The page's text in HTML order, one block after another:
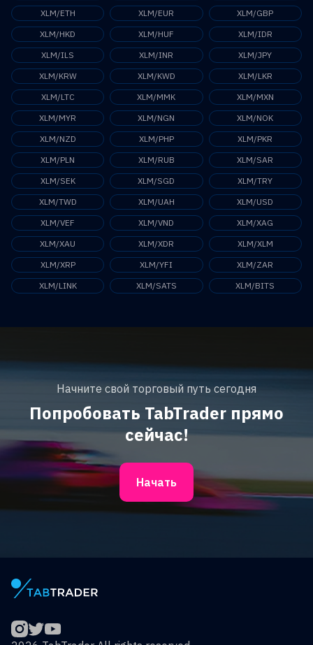
XLM/ETH
XLM/EUR
XLM/GBP
XLM/HKD
XLM/HUF
XLM/IDR
XLM/ILS
XLM/INR
XLM/JPY
XLM/KRW
XLM/KWD
XLM/LKR
XLM/LTC
XLM/MMK
XLM/MXN
XLM/MYR
XLM/NGN
XLM/NOK
XLM/NZD
XLM/PHP
XLM/PKR
XLM/PLN
XLM/RUB
XLM/SAR
XLM/SEK
XLM/SGD
XLM/TRY
XLM/TWD
XLM/UAH
XLM/USD
XLM/VEF
XLM/VND
XLM/XAG
XLM/XAU
XLM/XDR
XLM/XLM
XLM/XRP
XLM/YFI
XLM/ZAR
XLM/LINK
XLM/SATS XLM/BITS
Начните свой торговый путь сегодня
Попробовать TabTrader прямо
сейчас!
Начать